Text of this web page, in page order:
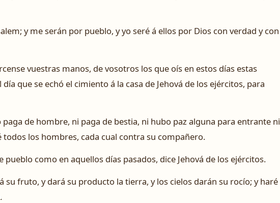
y me serán por pueblo, y yo seré á ellos por Dios con verdad y con
vuestras manos, de vosotros los que oís en estos días estas
que se echó el cimiento á la casa de Jehová de los ejércitos, para
de hombre, ni paga de bestia, ni hubo paz alguna para entrante ni
todos los hombres, cada cual contra su compañero.
como en aquellos días pasados, dice Jehová de los ejércitos.
su fruto, y dará su producto la tierra, y los cielos darán su rocío; y haré